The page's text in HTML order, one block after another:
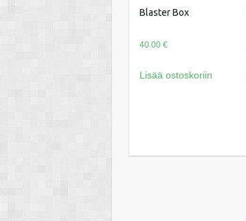
Blaster Box
40.00 €
Lisää ostoskoriin